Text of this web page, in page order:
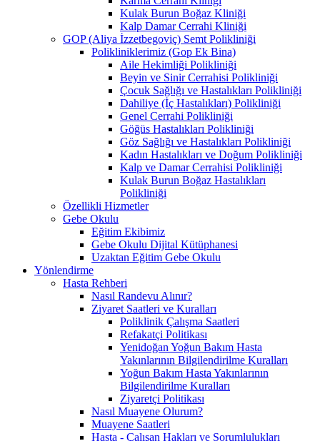
Kulak Burun Boğaz Kliniği
Kalp Damar Cerrahi Kliniği
GOP (Aliya İzzetbegoviç) Semt Polikliniği
Polikliniklerimiz (Gop Ek Bina)
Aile Hekimliği Polikliniği
Beyin ve Sinir Cerrahisi Polikliniği
Çocuk Sağlığı ve Hastalıkları Polikliniği
Dahiliye (İç Hastalıkları) Polikliniği
Genel Cerrahi Polikliniği
Göğüs Hastalıkları Polikliniği
Göz Sağlığı ve Hastalıkları Polikliniği
Kadın Hastalıkları ve Doğum Polikliniği
Kalp ve Damar Cerrahisi Polikliniği
Kulak Burun Boğaz Hastalıkları
Polikliniği
Özellikli Hizmetler
Gebe Okulu
Eğitim Ekibimiz
Gebe Okulu Dijital Kütüphanesi
Uzaktan Eğitim Gebe Okulu
Yönlendirme
Hasta Rehberi
Nasıl Randevu Alınır?
Ziyaret Saatleri ve Kuralları
Poliklinik Çalışma Saatleri
Refakatçi Politikası
Yenidoğan Yoğun Bakım Hasta
Yakınlarının Bilgilendirilme Kuralları
Yoğun Bakım Hasta Yakınlarının
Bilgilendirilme Kuralları
Ziyaretçi Politikası
Nasıl Muayene Olurum?
Muayene Saatleri
Hasta - Çalışan Hakları ve Sorumlulukları